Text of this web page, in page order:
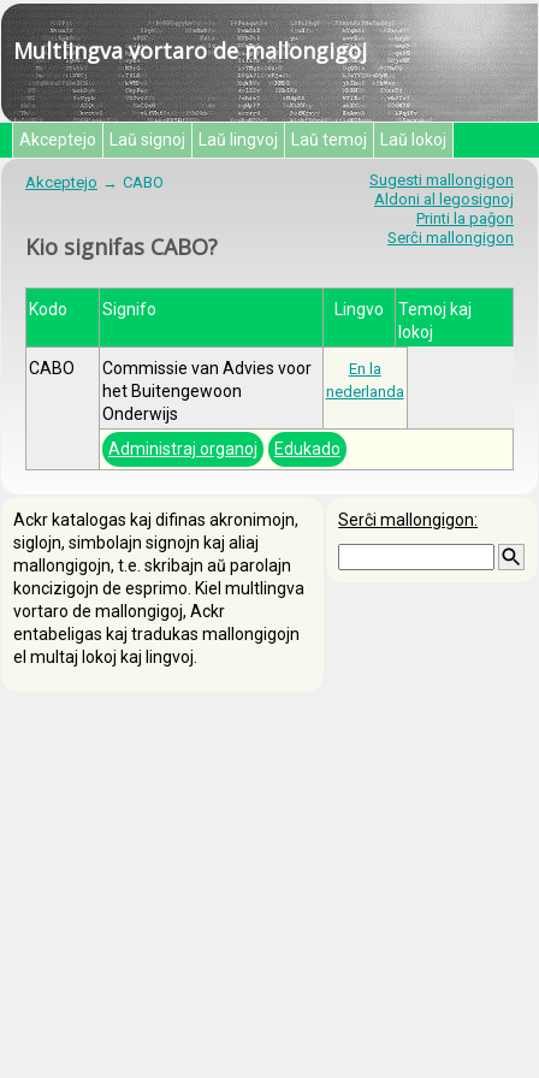
Multlingva vortaro de mallongigoj
Akceptejo Laŭ signoj Laŭ lingvoj Laŭ temoj Laŭ lokoj
Sugesti mallongigon
Aldoni al legosignoj
Printi la paĝon
Serĉi mallongigon
Akceptejo CABO
Kio signifas CABO?
Kodo Signifo Lingvo
Temoj kaj
lokoj
CABO
Commissie van Advies voor
het Buitengewoon
Onderwijs
En la
nederlanda
Administraj organoj Edukado
Serĉi mallongigon:
Ackr katalogas kaj difinas akronimojn,
siglojn, simbolajn signojn kaj aliaj
mallongigojn, t.e. skribajn aŭ parolajn
koncizigojn de esprimo. Kiel multlingva
vortaro de mallongigoj, Ackr
entabeligas kaj tradukas mallongigojn
el multaj lokoj kaj lingvoj.